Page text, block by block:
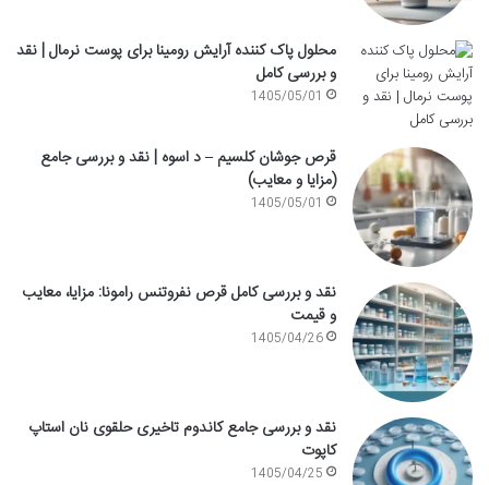
محلول پاک کننده آرایش رومینا برای پوست نرمال | نقد
و بررسی کامل
1405/05/01
قرص جوشان کلسیم – د اسوه | نقد و بررسی جامع
(مزایا و معایب)
1405/05/01
نقد و بررسی کامل قرص نفروتنس رامونا: مزایا، معایب
و قیمت
1405/04/26
نقد و بررسی جامع کاندوم تاخیری حلقوی نان استاپ
کاپوت
1405/04/25